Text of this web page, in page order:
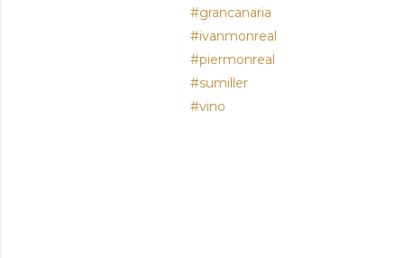
#grancanaria
#ivanmonreal
#piermonreal
#sumiller
#vino